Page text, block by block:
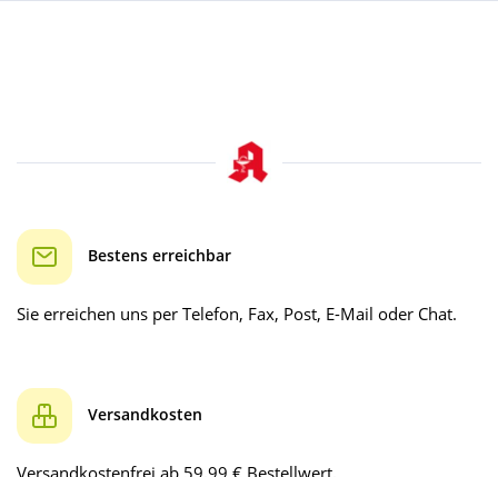
Bestens erreichbar
Sie erreichen uns per Telefon, Fax, Post, E-Mail oder Chat.
Versandkosten